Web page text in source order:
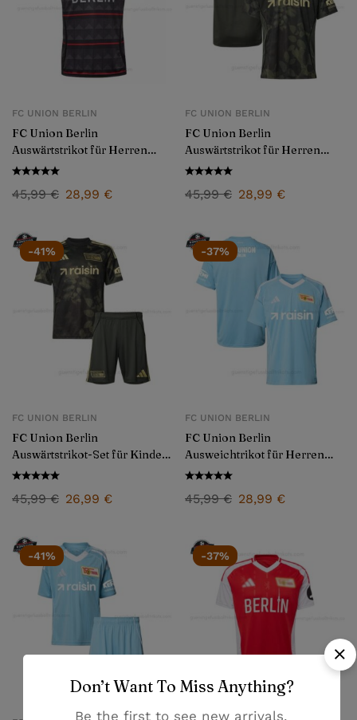
FC UNION BERLIN
FC Union Berlin
Auswärtstrikot für Herren
2024/25
45,99€ 28,99 €
FC UNION BERLIN
FC Union Berlin
Auswärtstrikot für Herren
2025/26
45,99€ 28,99 €
-41%
FC UNION BERLIN
FC Union Berlin
Auswärtstrikot-Set für Kinder
2025/26
45,99€ 26,99 €
-37%
FC UNION BERLIN
FC Union Berlin
Ausweichtrikot für Herren
2025/26
45,99€ 28,99 €
-41% -37%
Don’t Want To Miss Anything?
Be the first to see new arrivals,